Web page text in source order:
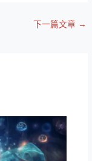
下一篇文章 →